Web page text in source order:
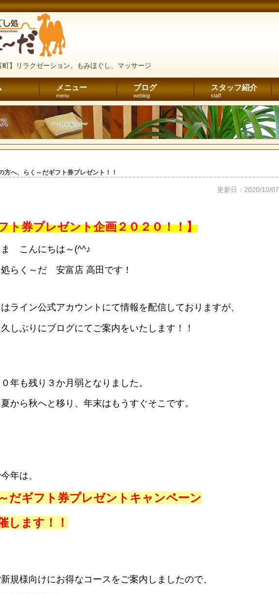
町】リラクゼーション、もみほぐし、マッサージ
メニュー
menu
ブログ
weblog
スタッフ紹介
staff
方へ、らく～だギフト券プレゼント！！
更新日：2020/10/07
ト券プレゼント企画２０２０！！】
ま こんにちは～(^^♪
らく～だ 安富店 高田です！
ライン公式アカウントにて情報を配信しておりますが、
しぶりにブログにてご案内をいたします！！
年も残り３か月弱となりました。
から秋へと移り、年末はもうすぐそこです。
年は、
だギフト券プレゼントキャンペーン
します！！
規様向けにお得なコースをご案内しましたので、